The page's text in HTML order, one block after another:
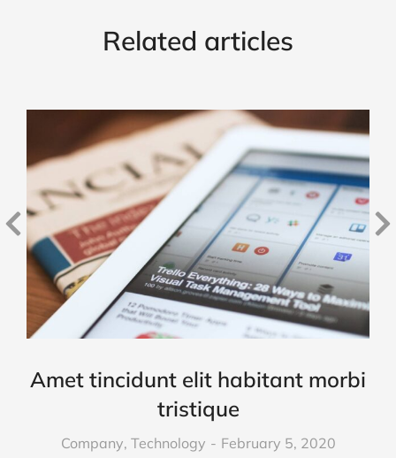
Related articles
Amet tincidunt elit habitant morbi
tristique
Company, Technology February 5, 2020